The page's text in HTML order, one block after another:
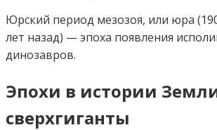
Юрский период мезозоя, или юра
лет назад) — эпоха появления
динозавров.
Эпохи в истории
сверхгиганты